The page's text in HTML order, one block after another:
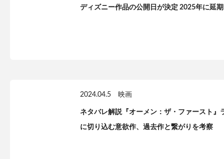
ディズニー作品の公開日が決定 2025年に延
2024.04.5 映画
ネタバレ解説『オーメン：ザ・ファースト』
に切り込む意欲作、過去作と繋がりを考察